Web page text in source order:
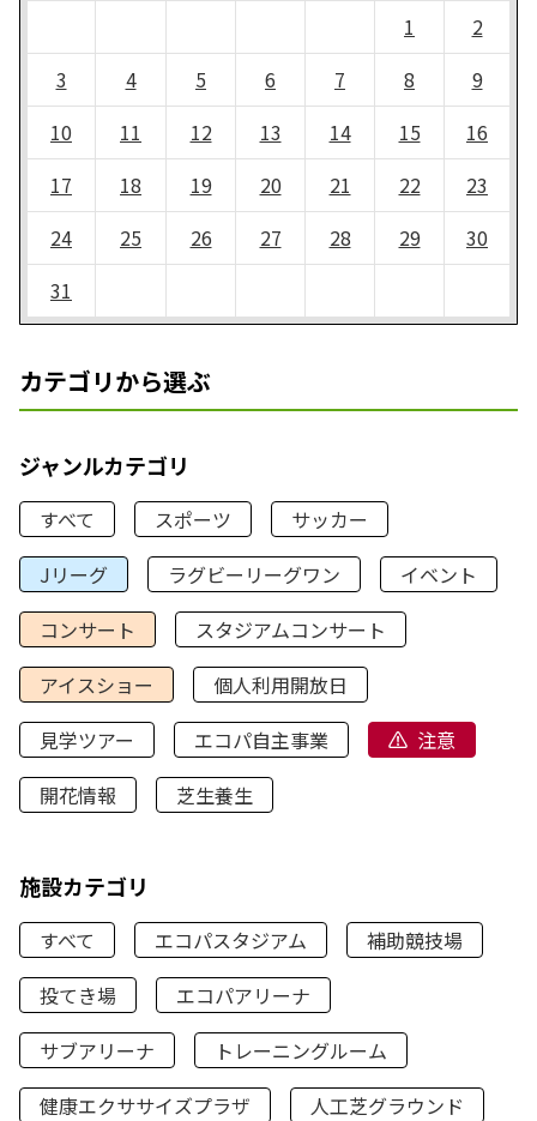
1
2
3
4 5 6 7 8
9
10
11 12 13 14 15
16
17
18 19 20 21 22
23
24
25 26 27 28 29
30
31
カテゴリから選ぶ
ジャンルカテゴリ
すべて スポーツ
サッカー
Jリーグ
ラグビーリーグワン
イベント
コンサート
スタジアムコンサート
アイスショー
個人利用開放日
見学ツアー
エコパ自主事業
注意
開花情報
芝生養生
施設カテゴリ
すべて エコパスタジアム
補助競技場
投てき場
エコパアリーナ
サブアリーナ
トレーニングルーム
健康エクササイズプラザ
人工芝グラウンド